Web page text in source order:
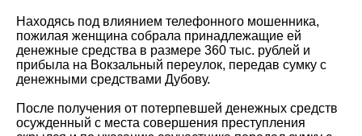
Находясь под влиянием телефонного мошенника,
пожилая женщина собрала принадлежащие ей
денежные средства в размере 360 тыс. рублей и
прибыла на Вокзальный переулок, передав сумку с
денежными средствами Дубову.
После получения от потерпевшей денежных средств
осужденный с места совершения преступления